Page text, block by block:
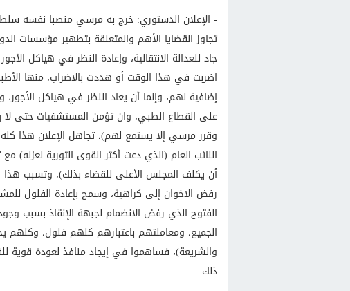
- الإعلان الدستوري: خرج به مرسي منصبا نفسه
تجاوز القضايا الأهم والمتعلقة بتطهير مؤسسات
جاد للعدالة الانتقالية، وإعادة النظر في هياكل
اضربت في هذا الوقت أو هددت بالاضراب، منها
إضافية لهم، وإنما أن يعاد النظر في هياكل
على القطاع الطبي، وان تؤمن المستشفيات حتى لا
وقرر مرسي إلا يستمع لهم)، تجاهل الإعلان هذا كله
النائب العام (الذي دعت أكثر القوى الثورية لعزله)
أن يكلف المجلس الأعلى للقضاء بذلك)، وتسبب هذا
رفض الاخوان إلى كراهية، وسمح بإعادة الفلول
الفتوح الذي رفض الانضمام لجبهة الإنقاذ بسبب
الجميع، ومعاملتهم باعتبارهم كلهم فلول، وكلهم
والشريعة)، فساهموا في إيجاد منافذ لعودة قوية
ذلك.